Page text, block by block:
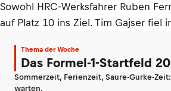
Sowohl HRC-Werksfahrer Ruben
auf Platz 10 ins Ziel. Tim Gajser fiel
Thema der Woche
Das Formel-1-Startfeld
Sommerzeit, Ferienzeit, Saure-Gurke-
warten.